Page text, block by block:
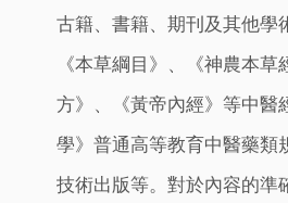
古籍、書籍、期刊及其他學
《本草綱目》、《神農本
方》、《黃帝內經》等中醫
學》普通高等教育中醫藥類
技術出版等。對於內容的準